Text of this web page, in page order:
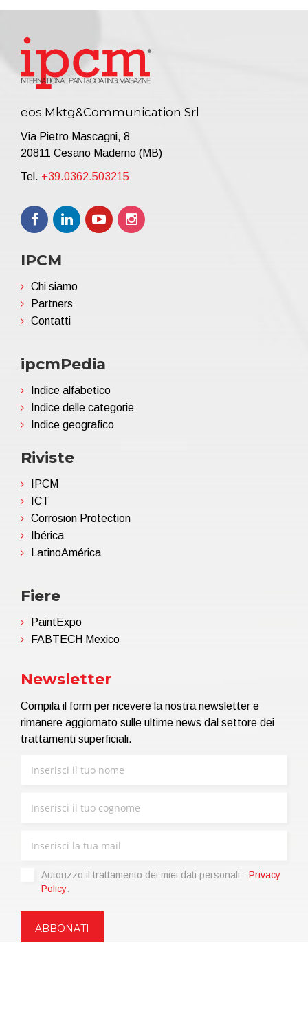
eos Mktg&Communication Srl
Via Pietro Mascagni, 8
20811 Cesano Maderno (MB)
Tel. +39.0362.503215
IPCM
Chi siamo
Partners
Contatti
ipcmPedia
Indice alfabetico
Indice delle categorie
Indice geografico
Riviste
IPCM
ICT
Corrosion Protection
Ibérica
LatinoAmérica
Fiere
PaintExpo
FABTECH Mexico
Newsletter
Compila il form per ricevere la nostra newsletter e
rimanere aggiornato sulle ultime news dal settore dei
trattamenti superficiali.
Autorizzo il trattamento dei miei dati personali - Privacy
Policy.